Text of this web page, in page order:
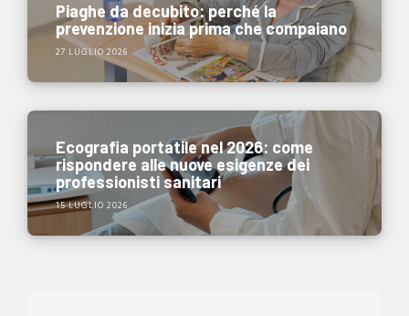
Piaghe da decubito: perché la
prevenzione inizia prima che compaiano
27 LUGLIO 2026
Ecografia portatile nel 2026: come
rispondere alle nuove esigenze dei
professionisti sanitari
15 LUGLIO 2026